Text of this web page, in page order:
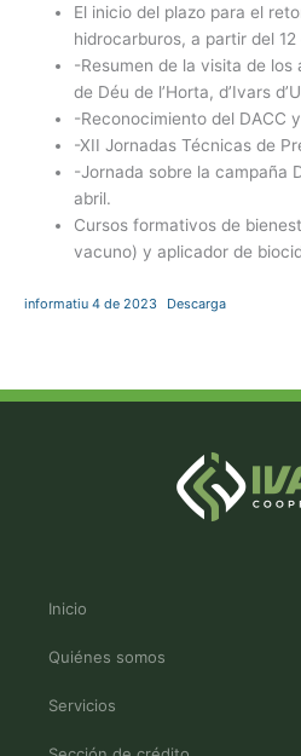
El inicio del plazo para el
hidrocarburos, a partir del 12
-Resumen de la visita de los
de Déu de l’Horta, d’Ivars
-Reconocimiento del DACC
-XII Jornadas Técnicas de
-Jornada sobre la campaña
abril.
Cursos formativos de
vacuno) y aplicador de
informatiu 4 de 2023 Descarga
Inicio
Quiénes somos
Servicios